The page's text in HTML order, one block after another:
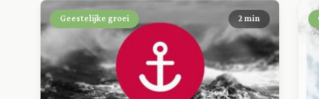
Geestelijke groei 2 min